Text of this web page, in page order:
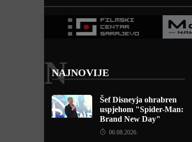
NAJNOVIJE
N
Šef Disneyja ohrabren
uspjehom "Spider-Man:
Brand New Day"
06.08.2026.